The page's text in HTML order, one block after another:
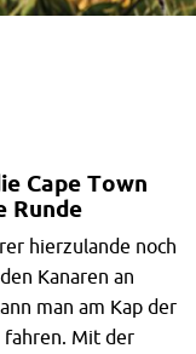
Cape Town
Runde
hierzulande noch
Kanaren an
man am Kap der
fahren. Mit der